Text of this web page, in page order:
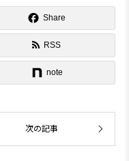
 Share
 RSS
note
次の記事